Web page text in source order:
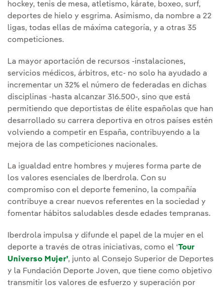
hockey, tenis de mesa, atletismo, kárate, boxeo, surf,
deportes de hielo y esgrima. Asimismo, da nombre a 22
ligas, todas ellas de máxima categoría, y a otras 35
competiciones.
La mayor aportación de recursos -instalaciones,
servicios médicos, árbitros, etc- no solo ha ayudado a
incrementar un 32% el número de federadas en dichas
disciplinas -hasta alcanzar 316.500-, sino que está
permitiendo que deportistas de élite españolas que han
desarrollado su carrera deportiva en otros países estén
volviendo a competir en España, contribuyendo a la
mejora de las competiciones nacionales.
La igualdad entre hombres y mujeres forma parte de
los valores esenciales de Iberdrola. Con su
compromiso con el deporte femenino, la compañía
contribuye a crear nuevos referentes en la sociedad y
fomentar hábitos saludables desde edades tempranas.
Iberdrola impulsa y difunde el papel de la mujer en el
deporte a través de otras iniciativas, como el ‘Tour
Universo Mujer’, junto al Consejo Superior de Deportes
y la Fundación Deporte Joven, que tiene como objetivo
transmitir los valores de esfuerzo y superación por